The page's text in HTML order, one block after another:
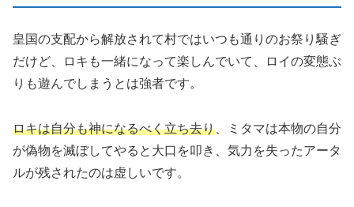
皇国の支配から解放されて村ではいつも通りのお祭り騒ぎ
だけど、ロキも一緒になって楽しんでいて、ロイの変態ぶ
りも遊んでしまうとは強者です。
ロキは自分も神になるべく立ち去り 、ミタマは本物の自分
が偽物を滅ぼしてやると大口を叩き、気力を失ったアータ
ルが残されたのは虚しいです。